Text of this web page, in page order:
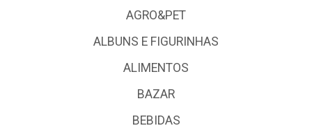
AGRO&PET
ALBUNS E FIGURINHAS
ALIMENTOS
BAZAR
BEBIDAS